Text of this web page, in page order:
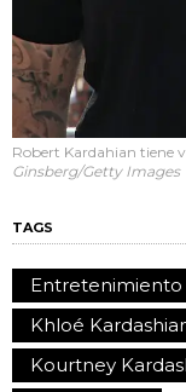
Robert Kardahian tiene
Ginsberg/Getty Images
TAGS
Entretenimiento
Khloé
Kourtney